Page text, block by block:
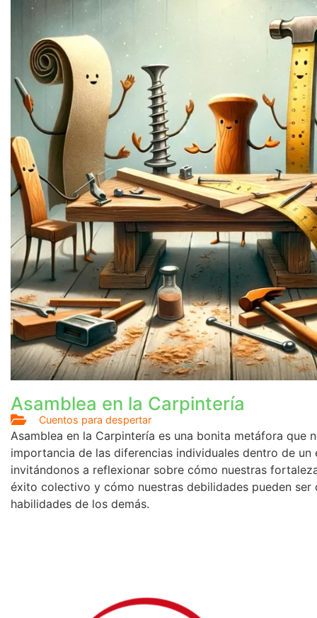
Asamblea en la Carpintería
Cuentos para despertar
Asamblea en la Carpintería es una bonita metáfora que
importancia de las diferencias individuales dentro de un
invitándonos a reflexionar sobre cómo nuestras
éxito colectivo y cómo nuestras debilidades pueden ser
habilidades de los demás.